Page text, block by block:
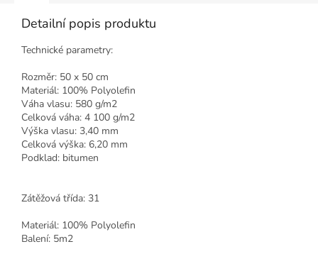
Detailní popis produktu
Technické parametry:
Rozměr: 50 x 50 cm
Materiál: 100% Polyolefin
Váha vlasu: 580 g/m2
Celková váha: 4 100 g/m2
Výška vlasu: 3,40 mm
Celková výška: 6,20 mm
Podklad: bitumen
Zátěžová třída: 31
Materiál: 100% Polyolefin
Balení: 5m2